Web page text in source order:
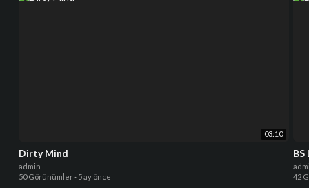
03:10
Dirty Mind
admin
50 Görünümler· 5 ay önce
BS
42